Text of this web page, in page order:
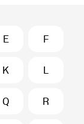
E F
K L
Q R